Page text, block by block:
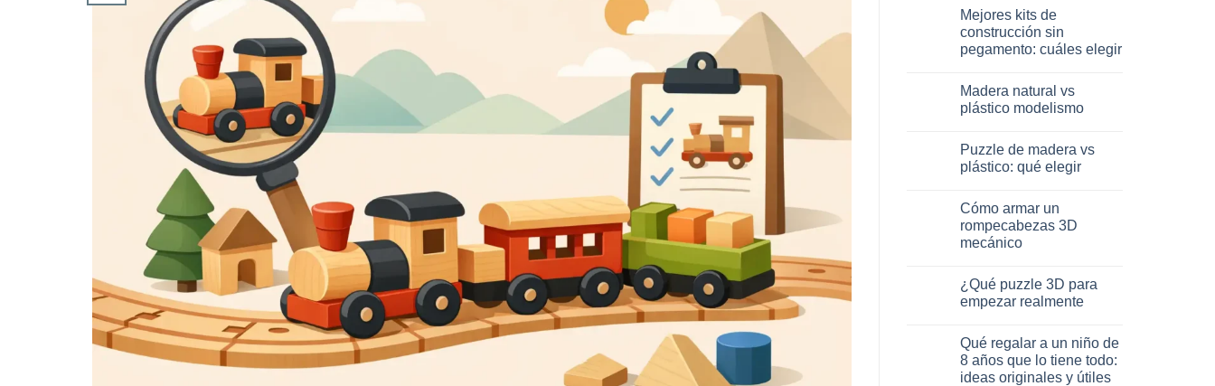
legno:
quale
scegliere
comentarios
Giochi
intelligenti
quali
scegliere
Mejores kits de
construcción sin
pegamento: cuáles elegir
comentarios
Migliori
senza
colla:
quali
Madera natural vs
plástico modelismo
comentarios
Legno
plastica
Puzzle de madera vs
plástico: qué elegir
comentarios
Puzzle
legno
cosa
scegliere
Cómo armar un
rompecabezas 3D
mecánico
comentarios
en
Come
puzzle
3D
meccanico
¿Qué puzzle 3D para
empezar realmente
comentarios
en
Quale
puzzle
Qué regalar a un niño de
8 años que lo tiene todo:
ideas originales y útiles